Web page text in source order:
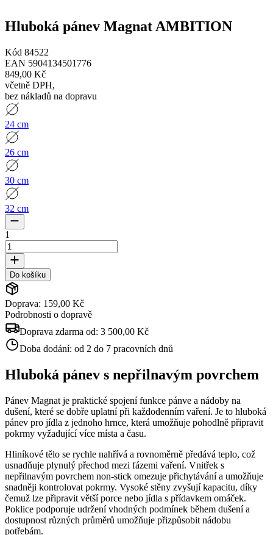
Hluboká pánev Magnat AMBITION
Kód 84522
EAN 5904134501776
849,00 Kč
včetně DPH,
bez nákladů na dopravu
24 cm
26 cm
30 cm
32 cm
1
Do košíku
Doprava: 159,00 Kč
Podrobnosti o dopravě
Doprava zdarma od: 3 500,00 Kč
Doba dodání: od 2 do 7 pracovních dnů
Hluboká pánev s nepřilnavým povrchem
Pánev Magnat je praktické spojení funkce pánve a nádoby na
dušení, které se dobře uplatní při každodenním vaření. Je to hluboká
pánev pro jídla z jednoho hrnce, která umožňuje pohodlně připravit
pokrmy vyžadující více místa a času.
Hliníkové tělo se rychle nahřívá a rovnoměrně předává teplo, což
usnadňuje plynulý přechod mezi fázemi vaření. Vnitřek s
nepřilnavým povrchem non-stick omezuje přichytávání a umožňuje
snadněji kontrolovat pokrmy. Vysoké stěny zvyšují kapacitu, díky
čemuž lze připravit větší porce nebo jídla s přídavkem omáček.
Poklice podporuje udržení vhodných podmínek během dušení a
dostupnost různých průměrů umožňuje přizpůsobit nádobu
potřebám.